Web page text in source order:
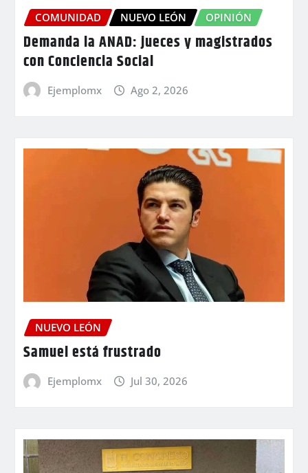
COMUNIDAD NUEVO LEÓN OPINIÓN
Demanda la ANAD: jueces y magistrados
con Conciencia Social
Ejemplomx Ago 2, 2026
NUEVO LEÓN
Samuel está frustrado
Ejemplomx Jul 30, 2026